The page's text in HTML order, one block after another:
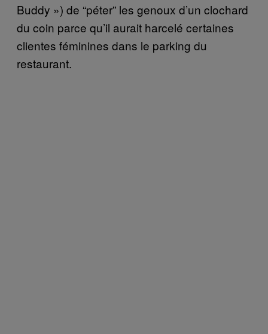
Buddy ») de “péter” les genoux d’un clochard
du coin parce qu’il aurait harcelé certaines
clientes féminines dans le parking du
restaurant.